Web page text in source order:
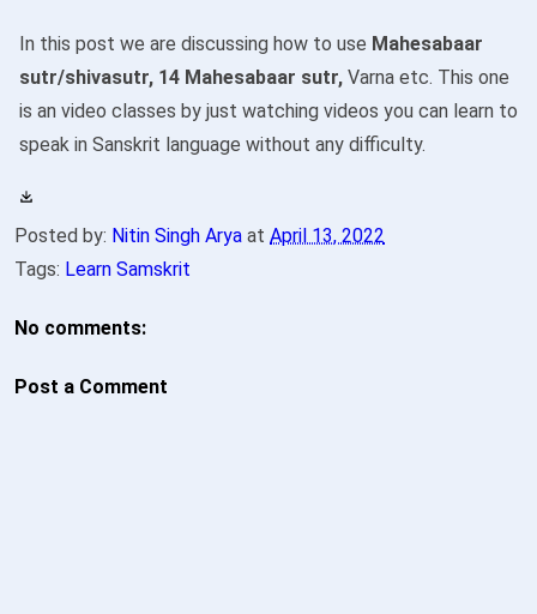
In this post we are discussing how to use Mahesabaar
sutr/shivasutr, 14 Mahesabaar sutr, Varna etc. This one
is an video classes by just watching videos you can learn to
speak in Sanskrit language without any difficulty.
Posted by: Nitin Singh Arya at April 13, 2022
Tags: Learn Samskrit
No comments:
Post a Comment